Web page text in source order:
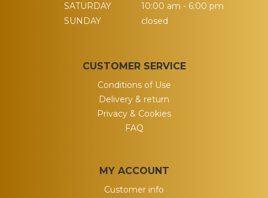
SATURDAY
10:00 am - 6:00 pm
SUNDAY
closed
CUSTOMER SERVICE
Conditions of Use
Delivery & return
Privacy & Cookies
FAQ
MY ACCOUNT
Customer info